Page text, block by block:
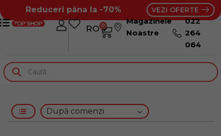
Reduceri pâna la -70% VEZI OFERTE
RO
RU
0
Magazinele
Noastre
022
264
064